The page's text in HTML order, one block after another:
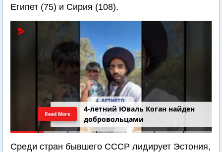
Египет (75) и Сирия (108).
4-летний Юваль Коган найден
добровольцами
Read More
Среди стран бывшего СССР лидирует Эстония,